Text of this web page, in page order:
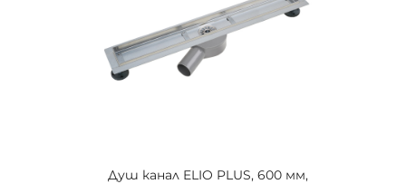
Душ канал ELIO PLUS, 600 мм,